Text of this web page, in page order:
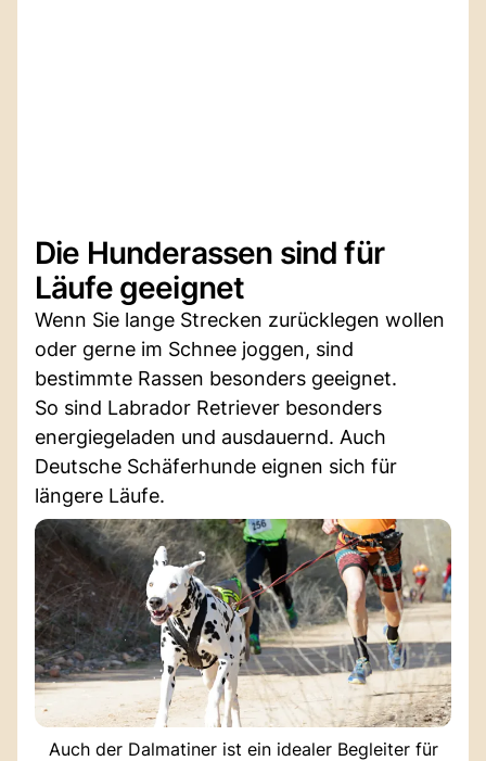
Die Hunderassen sind für
Läufe geeignet
Wenn Sie lange Strecken zurücklegen wollen
oder gerne im Schnee joggen, sind
bestimmte Rassen besonders geeignet.
So sind Labrador Retriever besonders
energiegeladen und ausdauernd. Auch
Deutsche Schäferhunde eignen sich für
längere Läufe.
Auch der Dalmatiner ist ein idealer Begleiter für